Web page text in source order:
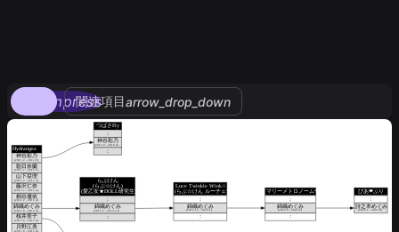
compress
関連項目arrow_drop_down